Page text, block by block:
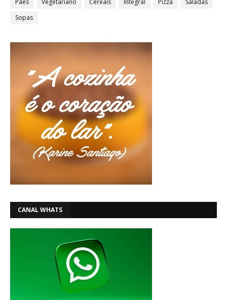
Pães
Vegetariano Cereais Integral Pizza
Saladas
Sopas
CANAL WHATS